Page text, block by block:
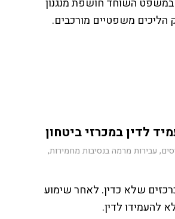
השוחד חושפת מנגנון
הליכים משפטיים מורכבים.
, עבירות מרמה בנסיבות מחמירות,
שלא כדין. לאחר שימוע
להעמידו לדין.